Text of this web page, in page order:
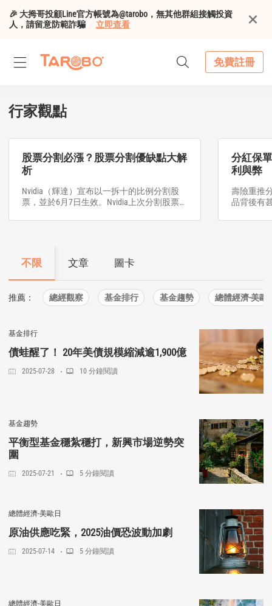
🎉 大拇哥投顧Line官方帳號為@tarobo，無其他群組接觸投資
人，請留意防範詐騙
立即查看
免費註冊
行家觀點
股票分割必漲？股票分割優缺點大解
析
Nvidia（輝達）宣布以一拆十的比例分割股
票，並於6月7日生效。Nvidia上次分割股票是
什麼是股票分割？對股價又有怎樣的影響？
分紅保
利與弊
壽險重推
品背後有
不限 文章 圖卡
推薦： 總經觀察 基金排行 基金趨勢 總體經濟-美歐
基金排行
債蛙醒了！ 20年美債規模縮減逾1,900億
2025-07-28 10 分鐘閱讀
基金趨勢
平衡型基金穩紮穩打，新興市場逆勢突
圍
2025-07-21 5 分鐘閱讀
總體經濟-美歐日
原油供應吃緊，2025油價恐波動加劇
2025-07-14 5 分鐘閱讀
總體經濟-美歐日